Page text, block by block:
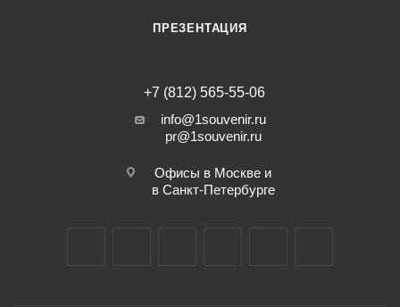
ПРЕЗЕНТАЦИЯ
+7 (812) 565-55-06
info@1souvenir.ru
pr@1souvenir.ru
Офисы в Москве и
в Санкт-Петербурге